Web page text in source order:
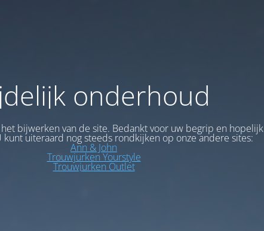
onderhoud
bijwerken van de site. Bedankt voor uw begrip en hopelijk
kunt uiteraard nog steeds rondkijken op onze andere sites:
Ann & John
Trouwjurken Yourstyle
Trouwjurken Outlet